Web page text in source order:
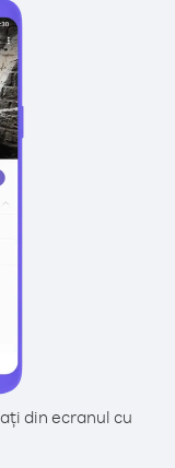
din ecranul cu